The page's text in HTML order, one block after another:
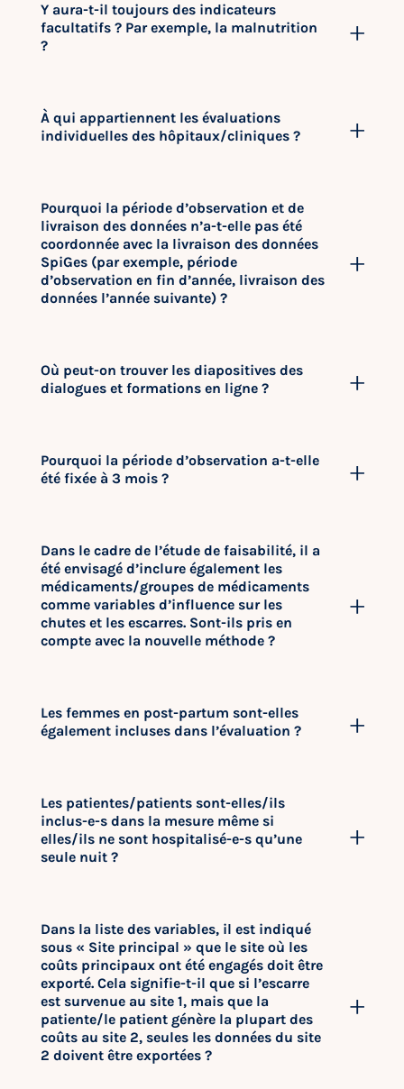
Y aura-t-il toujours des indicateurs
facultatifs ? Par exemple, la malnutrition
?
À qui appartiennent les évaluations
individuelles des hôpitaux/cliniques ?
Pourquoi la période d’observation et de
livraison des données n’a-t-elle pas été
coordonnée avec la livraison des données
SpiGes (par exemple, période
d’observation en fin d’année, livraison des
données l’année suivante) ?
Où peut-on trouver les diapositives des
dialogues et formations en ligne ?
Pourquoi la période d’observation a-t-elle
été fixée à 3 mois ?
Dans le cadre de l’étude de faisabilité, il a
été envisagé d’inclure également les
médicaments/groupes de médicaments
comme variables d’influence sur les
chutes et les escarres. Sont-ils pris en
compte avec la nouvelle méthode ?
Les femmes en post-partum sont-elles
également incluses dans l’évaluation ?
Les patientes/patients sont-elles/ils
inclus-e-s dans la mesure même si
elles/ils ne sont hospitalisé-e-s qu’une
seule nuit ?
Dans la liste des variables, il est indiqué
sous « Site principal » que le site où les
coûts principaux ont été engagés doit être
exporté. Cela signifie-t-il que si l’escarre
est survenue au site 1, mais que la
patiente/le patient génère la plupart des
coûts au site 2, seules les données du site
2 doivent être exportées ?